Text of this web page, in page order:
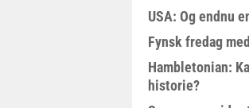
USA: Og endnu
Fynsk fredag
Hambletonian:
historie?